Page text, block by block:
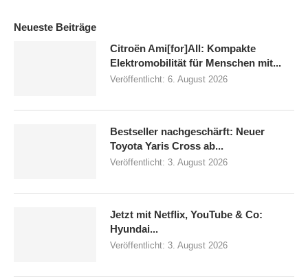
Neueste Beiträge
Citroën Ami[for]All: Kompakte
Elektromobilität für Menschen mit...
Veröffentlicht: 6. August 2026
Bestseller nachgeschärft: Neuer
Toyota Yaris Cross ab...
Veröffentlicht: 3. August 2026
Jetzt mit Netflix, YouTube & Co:
Hyundai...
Veröffentlicht: 3. August 2026